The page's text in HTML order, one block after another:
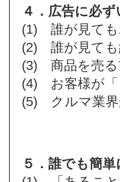
４．広告に必
(1) 誰が見ても
(2) 誰が見ても
(3) 商品を売る
(4) お客様が「
(5) クルマ業界
５．誰でも簡